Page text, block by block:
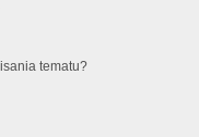
tematu?